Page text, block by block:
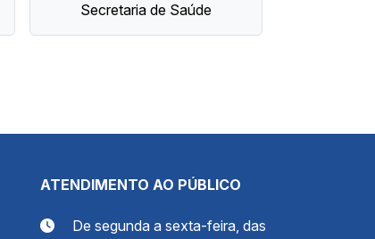
Secretaria de Saúde
ATENDIMENTO AO PÚBLICO
De segunda a sexta-feira, das